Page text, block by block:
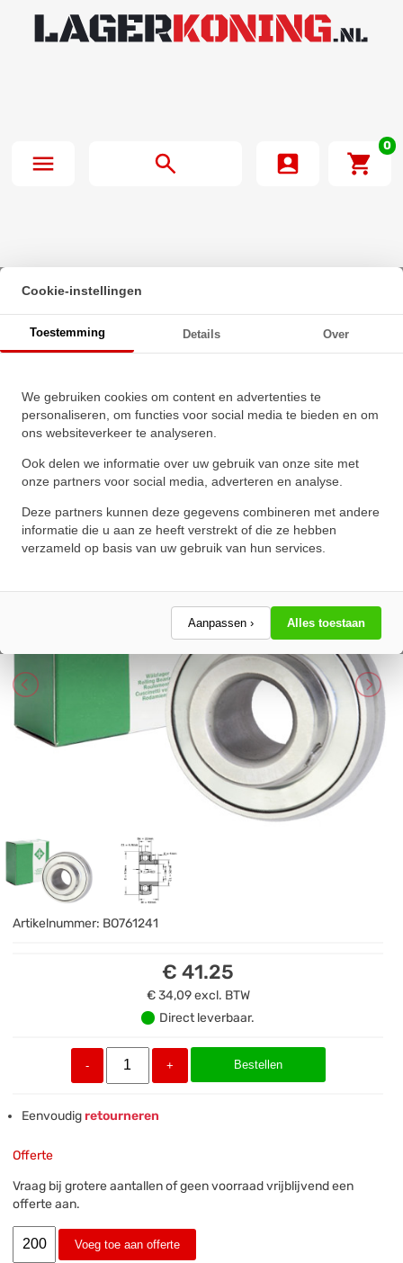
0
Beginpagina· INA Insert Lager GAY50 NPP B (50mm)
Cookie-instellingen
Toestemming Details Over
We gebruiken cookies om content en advertenties te
personaliseren, om functies voor social media te bieden en om
ons websiteverkeer te analyseren.
Ook delen we informatie over uw gebruik van onze site met
onze partners voor social media, adverteren en analyse.
Deze partners kunnen deze gegevens combineren met andere
informatie die u aan ze heeft verstrekt of die ze hebben
verzameld op basis van uw gebruik van hun services.
Aanpassen › Alles toestaan
(50mm)
★★★★
★★★★
Schrijf een review!
Artikelnummer: BO761241
€ 41.25
€ 34,09excl. BTW
Direct leverbaar.
- + Bestellen
Eenvoudigretourneren
Offerte
Vraag bij grotere aantallen of geen voorraad vrijblijvend een
offerte aan.
Voeg toe aan offerte